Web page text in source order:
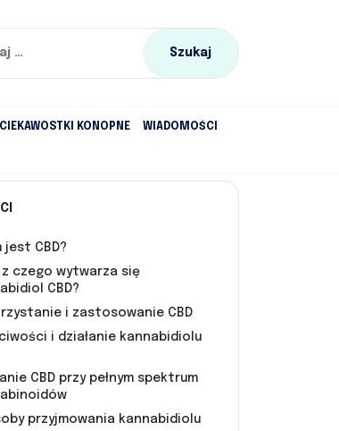
CIEKAWOSTKI KONOPNE WIADOMOŚCI
jest CBD?
z czego wytwarza się
CBD?
i zastosowanie CBD
i działanie kannabidiolu
CBD przy pełnym spektrum
przyjmowania kannabidiolu